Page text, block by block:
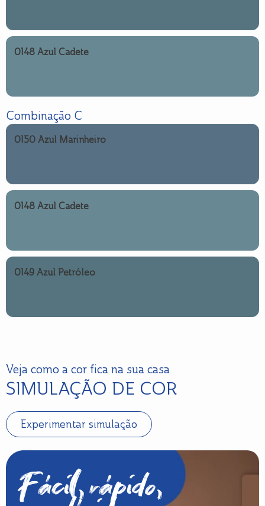
0148 Azul Cadete
Combinação C
0150 Azul Marinheiro
0148 Azul Cadete
0149 Azul Petróleo
Veja como a cor fica na sua casa
SIMULAÇÃO DE COR
Experimentar simulação
Fácil, rápido,